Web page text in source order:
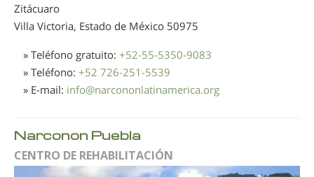
Zitácuaro
Villa Victoria, Estado de México 50975
» Teléfono gratuito: +52-55-5350-9083
» Teléfono: +52 726-251-5539
» E-mail: info@narcononlatinamerica.org
Narconon Puebla
CENTRO DE REHABILITACIÓN